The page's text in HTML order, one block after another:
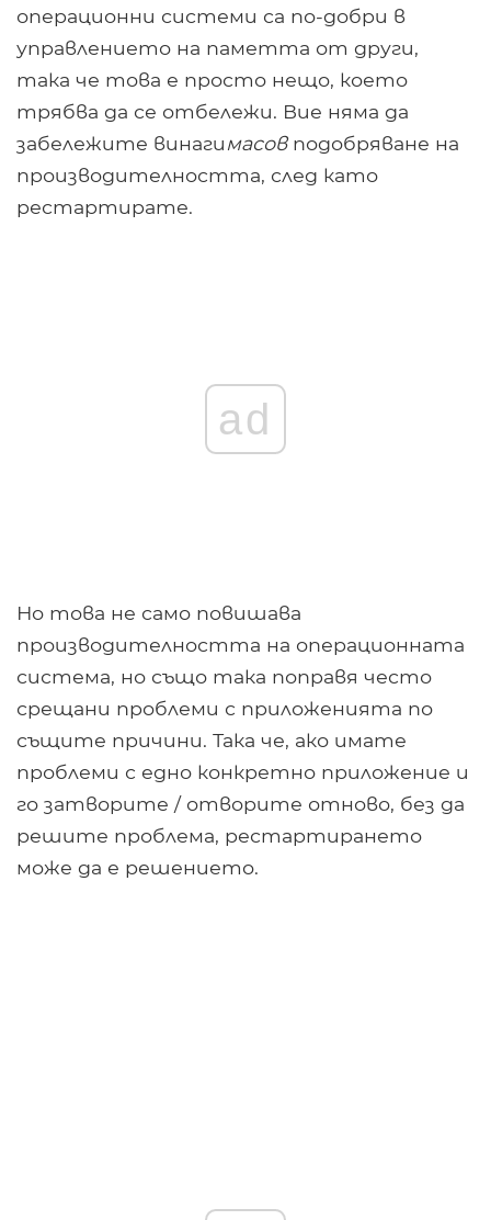
операционни системи са по-добри в
управлението на паметта от други,
така че това е просто нещо, което
трябва да се отбележи. Вие няма да
забележите винагимасовподобряване на
производителността, след като
рестартирате.
ad
Но това не само повишава
производителността на операционната
система, но също така поправя често
срещани проблеми с приложенията по
същите причини. Така че, ако имате
проблеми с едно конкретно приложение и
го затворите / отворите отново, без да
решите проблема, рестартирането
може да е решението.